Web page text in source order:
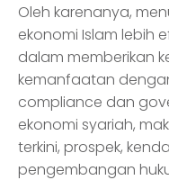
Oleh karenanya,
ekonomi Islam lebih
dalam memberikan
kemanfaatan
compliance dan
ekonomi syariah,
terkini, prospek,
pengembangan